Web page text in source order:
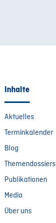
Inhalte
Aktuelles
Terminkalender
Blog
Themendossiers
Publikationen
Media
Über uns